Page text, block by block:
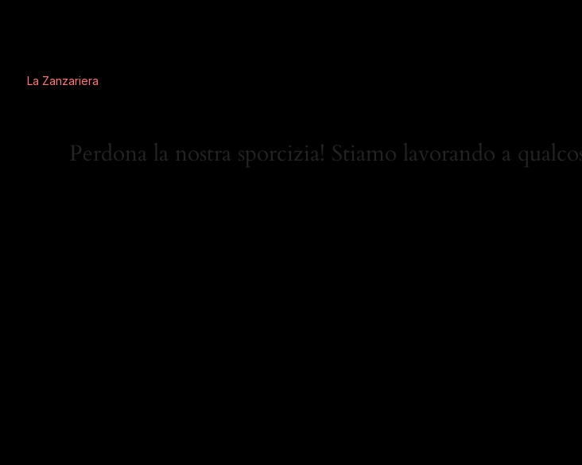
La Zanzariera
Perdona la nostra sporcizia! Stiamo lavorando a